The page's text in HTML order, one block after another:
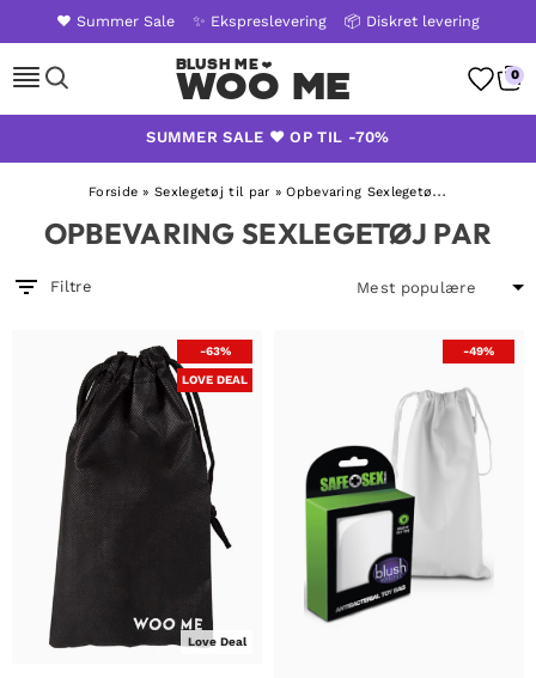
❤️ Summer Sale ✨ Ekspreslevering 📦 Diskret levering
Woo Me 0
SUMMER SALE ❤️ OP TIL -70%
Forside »Sexlegetøj til par »Opbevaring Sexlegetøj Par
OPBEVARING SEXLEGETØJ PAR
Filtre
-63%
LOVE DEAL
Love Deal
-49%